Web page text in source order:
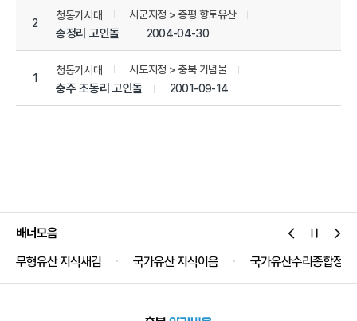
2
청동기시대 시군지정 > 증평 향토유산
송정리 고인돌 2004-04-30
1
청동기시대 시도지정 > 충북 기념물
충주 조동리 고인돌 2001-09-14
배너모음
무형유산 지식새김
국가유산 지식이음 국가유산수리종합정보